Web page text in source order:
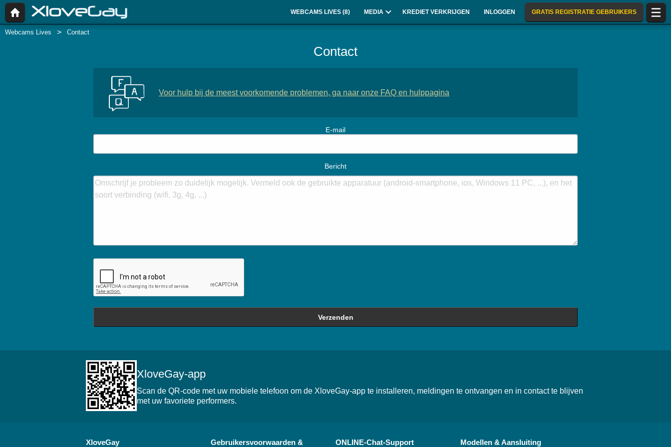
WEBCAMS LIVES (8) MEDIA KREDIET VERKRIJGEN INLOGGEN GRATIS REGISTRATIE GEBRUIKERS
Webcams Lives Contact
Contact
Voor hulp bij de meest voorkomende problemen, ga naar onze FAQ en hulppagina
E-mail
Bericht
Verzenden
XloveGay-app
Scan de QR-code met uw mobiele telefoon om de XloveGay-app te installeren, meldingen te ontvangen en in contact te blijven
met uw favoriete performers.
XloveGay Gebruikersvoorwaarden & ONLINE-Chat-Support Modellen & Aansluiting